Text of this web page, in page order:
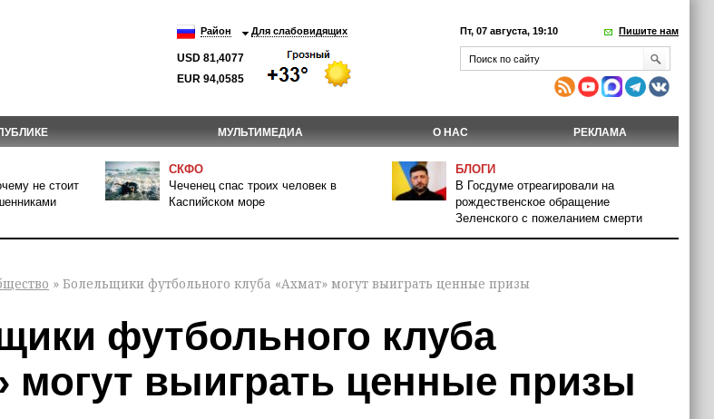
Район Для слабовидящих
USD 81,4077
EUR 94,0585
Пт, 07 августа, 19:10 Пишите нам
МУЛЬТИМЕДИА О НАС РЕКЛАМА
не стоит
СКФО
Чеченец спас троих человек в
Каспийском море
БЛОГИ
В Госдуме отреагировали на
рождественское обращение
Зеленского с пожеланием смерти
» Болельщики футбольного клуба «Ахмат» могут выиграть ценные призы
футбольного клуба
могут выиграть ценные призы